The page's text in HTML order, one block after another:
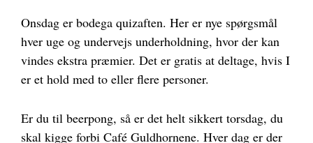
Onsdag er bodega quizaften. Her er nye spørgsmål
hver uge og undervejs underholdning, hvor der kan
vindes ekstra præmier. Det er gratis at deltage, hvis I
er et hold med to eller flere personer.
Er du til beerpong, så er det helt sikkert torsdag, du
skal kigge forbi Café Guldhornene. Hver dag er der